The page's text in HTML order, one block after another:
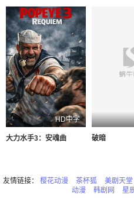
HD中字
大力水手3：安魂曲 破暗
友情链接： 樱花动漫 茶杯狐 美剧天堂
动漫
韩剧网 星